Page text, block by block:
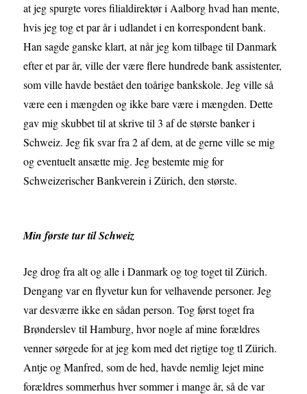
at jeg spurgte vores filialdirektør i Aalborg hvad han mente,
hvis jeg tog et par år i udlandet i en korrespondent bank.
Han sagde ganske klart, at når jeg kom tilbage til Danmark
efter et par år, ville der være flere hundrede bank assistenter,
som ville havde bestået den toårige bankskole. Jeg ville så
være een i mængden og ikke bare være i mængden. Dette
gav mig skubbet til at skrive til 3 af de største banker i
Schweiz. Jeg fik svar fra 2 af dem, at de gerne ville se mig
og eventuelt ansætte mig. Jeg bestemte mig for
Schweizerischer Bankverein i Zürich, den største.
Min første tur til Schweiz
Jeg drog fra alt og alle i Danmark og tog toget til Zürich.
Dengang var en flyvetur kun for velhavende personer. Jeg
var desværre ikke en sådan person. Tog først toget fra
Brønderslev til Hamburg, hvor nogle af mine forældres
venner sørgede for at jeg kom med det rigtige tog tl Zürich.
Antje og Manfred, som de hed, havde nemlig lejet mine
forældres sommerhus hver sommer i mange år, så de var